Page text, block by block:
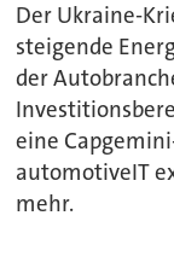
Der Ukraine-
steigende
der
eine
automotiveIT
mehr.